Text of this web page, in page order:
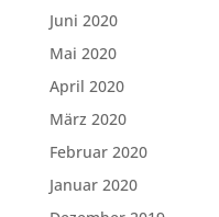
Juni 2020
Mai 2020
April 2020
März 2020
Februar 2020
Januar 2020